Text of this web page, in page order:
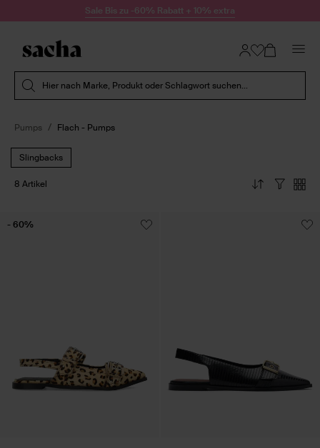
Zum Inhalt springenSale Bis zu -60% Rabatt + 10% extra
Hier nach Marke, Produkt oder Schlagwort suchen...
Pumps Flach - Pumps
Slingbacks
8 Artikel
- 60%